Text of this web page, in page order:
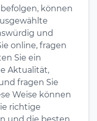
können
und
online, fragen
Sie ein
Aktualität,
fragen Sie
Weise können
richtige
und die besten